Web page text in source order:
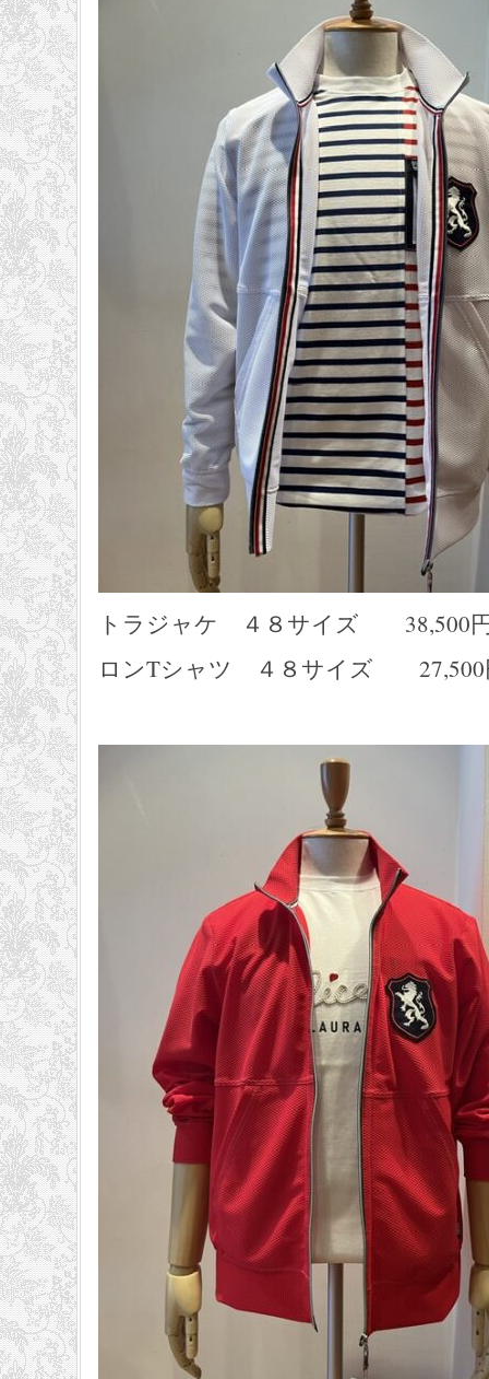
トラジャケ ４８サイズ 38,500
ロンTシャツ ４８サイズ 27,500